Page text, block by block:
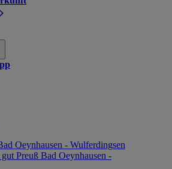
Oeynhausen - Wulferdingsen
Preuß Bad Oeynhausen -